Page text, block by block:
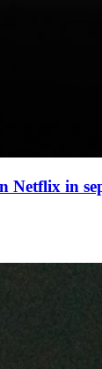
Netflix in